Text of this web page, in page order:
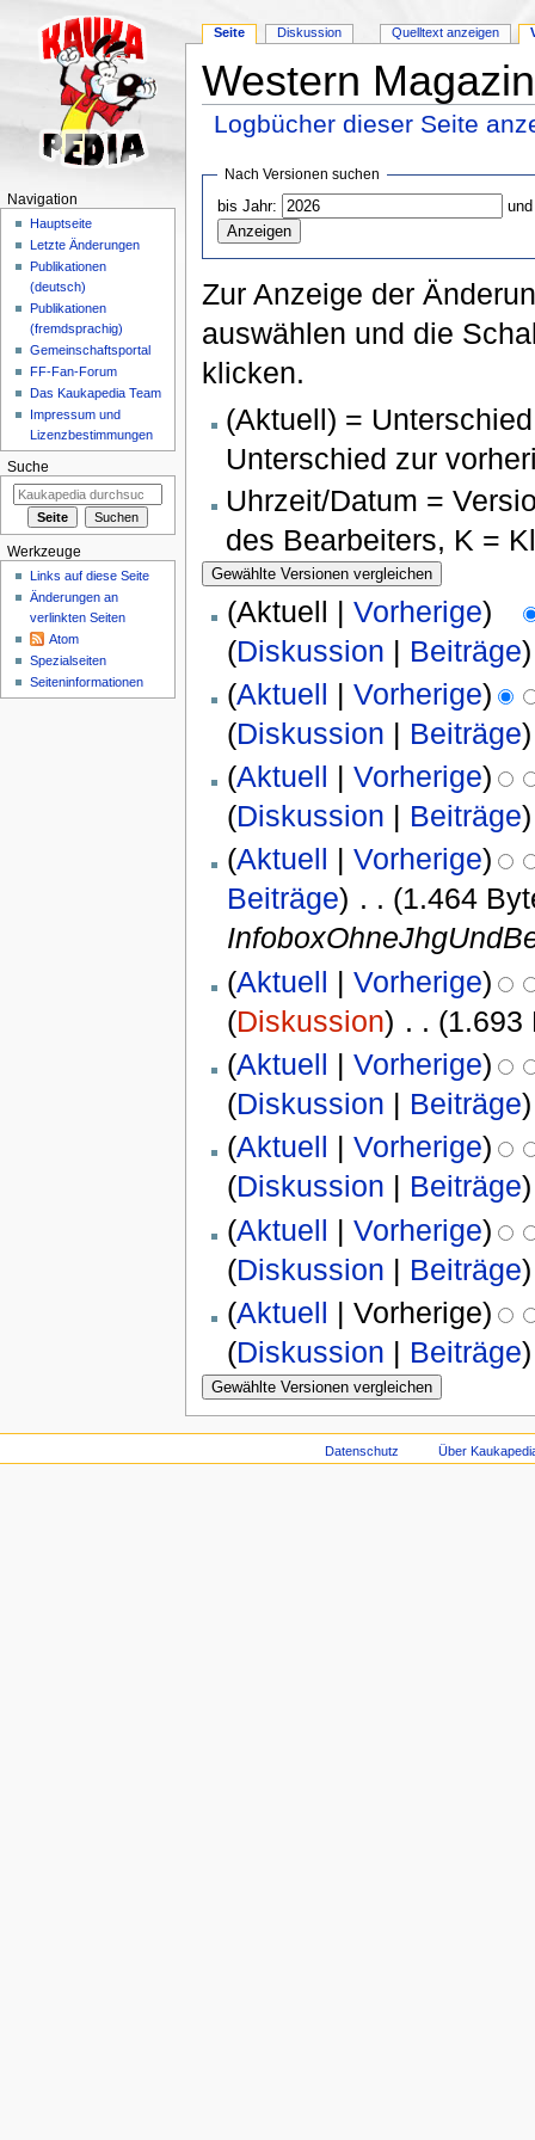
Western
Logbücher dieser Seite
Nach Versionen suchen
bis Jahr:
Zur Anzeige der
auswählen und die
klicken.
(Aktuell) =
Unterschied zur
Uhrzeit/Datum =
des Bearbeiters, K =
(Aktuell | Vorherige)
(Diskussion | Beiträge)
(Aktuell | Vorherige)
(Diskussion | Beiträge)
(Aktuell | Vorherige)
(Diskussion | Beiträge)
(Aktuell | Vorherige)
Beiträge) . . (1.464
(Aktuell | Vorherige)
(Diskussion) . . (1.693
(Aktuell | Vorherige)
(Diskussion | Beiträge)
(Aktuell | Vorherige)
(Diskussion | Beiträge)
(Aktuell | Vorherige)
(Diskussion | Beiträge)
(Aktuell | Vorherige)
(Diskussion | Beiträge)
Seite Diskussion Quelltext anzeigen
Navigation
Hauptseite
Letzte Änderungen
Publikationen
(deutsch)
Publikationen
(fremdsprachig)
Gemeinschaftsportal
FF-Fan-Forum
Das Kaukapedia Team
Impressum und
Lizenzbestimmungen
Suche
Werkzeuge
Links auf diese Seite
Änderungen an
verlinkten Seiten
Atom
Spezialseiten
Seiten­informationen
Datenschutz Über